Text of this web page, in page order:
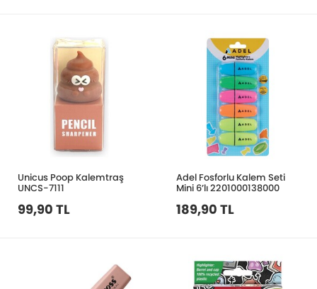
Unicus Poop Kalemtraş
UNCS-7111
99,90 TL
Adel Fosforlu Kalem Seti
Mini 6’lı 2201000138000
189,90 TL